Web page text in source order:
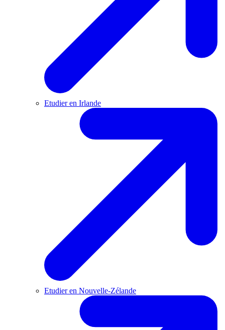
Etudier en Irlande
Etudier en Nouvelle-Zélande